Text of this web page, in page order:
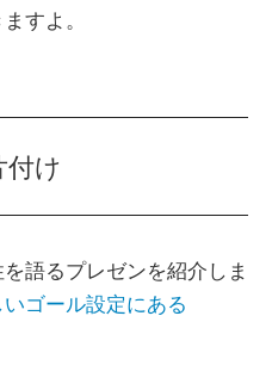
すよ。
け
語るプレゼンを紹介しま
ゴール設定にある